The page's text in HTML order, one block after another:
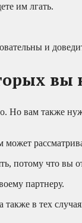
им лгать.
и
вы
Но вам также
потому что вы
партнеру.
в тех